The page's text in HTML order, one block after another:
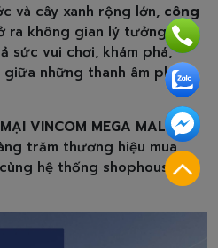
và cây xanh rộng lớn, công
ra không gian lý tưởng và
sức vui chơi, khám phá,
những thanh âm phong
VINCOM MEGA MALL
trăm thương hiệu mua
hệ thống shophouse